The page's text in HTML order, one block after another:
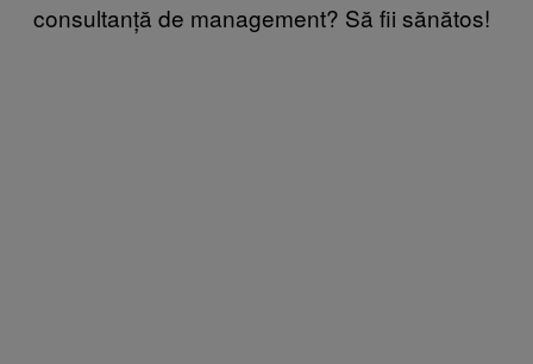
consultanță de management? Să fii sănătos!